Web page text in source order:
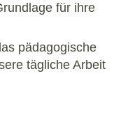
für ihre
pädagogische
tägliche Arbeit